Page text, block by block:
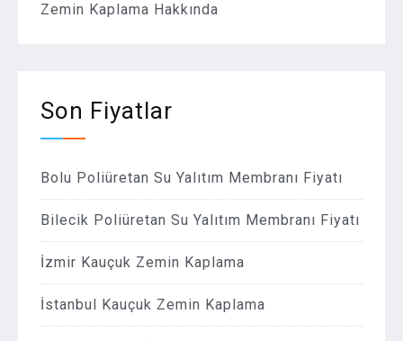
Zemin Kaplama Hakkında
Son Fiyatlar
Bolu Poliüretan Su Yalıtım Membranı Fiyatı
Bilecik Poliüretan Su Yalıtım Membranı Fiyatı
İzmir Kauçuk Zemin Kaplama
İstanbul Kauçuk Zemin Kaplama